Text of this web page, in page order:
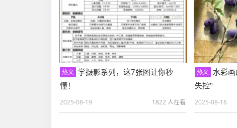
热文 学摄影系列，这7张图让你秒
懂！
2025-08-19 1822 人在看
热文 水彩
失控"
2025-08-16